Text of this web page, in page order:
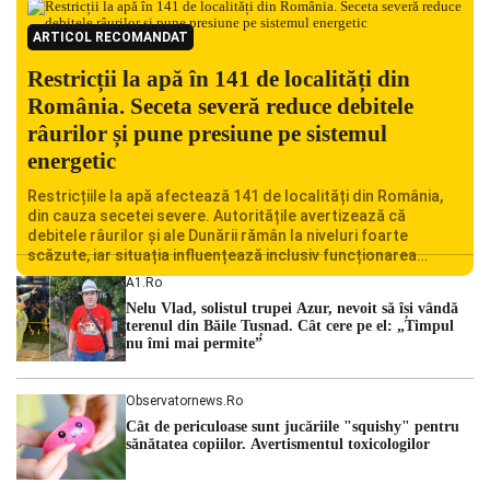
ARTICOL RECOMANDAT
Restricții la apă în 141 de localități din
România. Seceta severă reduce debitele
râurilor și pune presiune pe sistemul
energetic
Restricțiile la apă afectează 141 de localități din România,
din cauza secetei severe. Autoritățile avertizează că
debitele râurilor și ale Dunării rămân la niveluri foarte
scăzute, iar situația influențează inclusiv funcționarea
Centralei Nucleare de la Cernavodă. România se confruntă
cu una dintre cele mai dificile perioade din punct de vedere
hidrologic din ultimii ani. Lipsa […]
A1.ro
Nelu Vlad, solistul trupei Azur, nevoit să își vândă
terenul din Băile Tușnad. Cât cere pe el: „Timpul
nu îmi mai permite”
Observatornews.ro
Cât de periculoase sunt jucăriile "squishy" pentru
sănătatea copiilor. Avertismentul toxicologilor